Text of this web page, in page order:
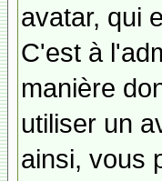
avatar, qui
C'est à
manière
utiliser un
ainsi, vous